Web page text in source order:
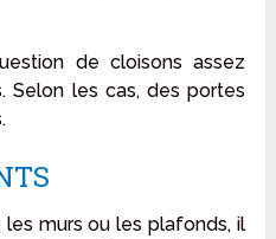
de cloisons assez
Selon les cas, des portes
murs ou les plafonds, il